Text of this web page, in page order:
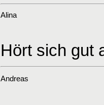
Alina
Hört sich gut
Andreas